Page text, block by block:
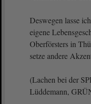
Deswegen lasse
eigene
Oberförsters in
setze andere
(Lachen bei der
Lüddemann,